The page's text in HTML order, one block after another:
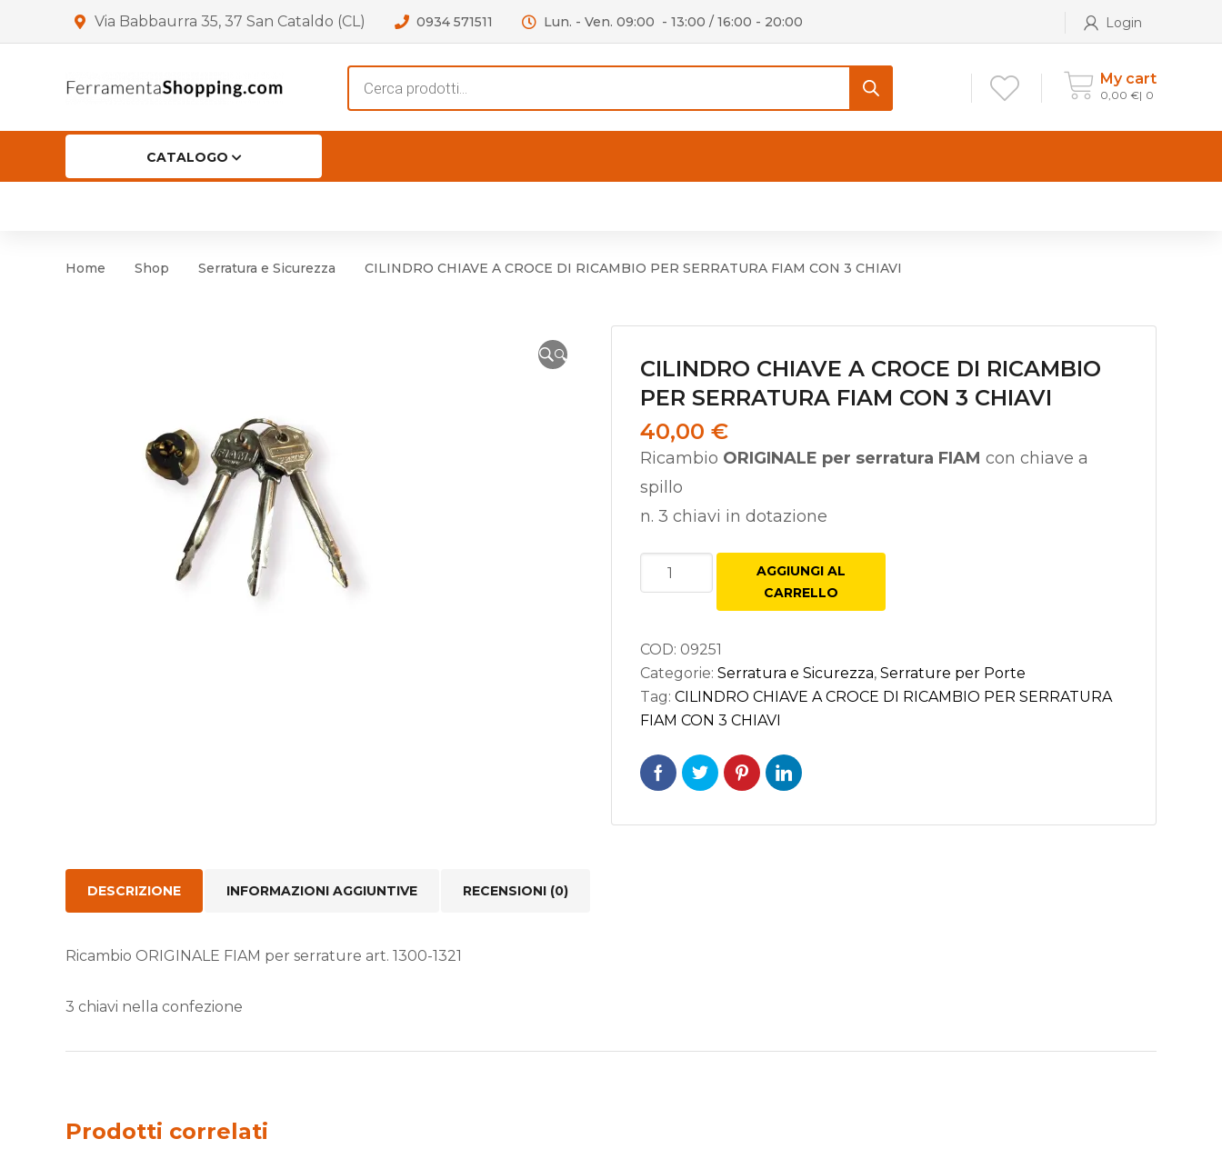
Via Babbaurra 35, 37 San Cataldo (CL) 0934 571511 Lun. - Ven. 09:00 - 13:00 / 16:00 - 20:00 Login
My cart
0,00 € 0
CATALOGO
Accessori vari
Lampade led
Antico e Classico
Moderno
Maniglie porte stile Antico
Collezioni Maniglie
Antologhia
Home Shop Serratura e Sicurezza CILINDRO CHIAVE A CROCE DI RICAMBIO PER SERRATURA FIAM CON 3 CHIAVI
🔍
CILINDRO CHIAVE A CROCE DI RICAMBIO
PER SERRATURA FIAM CON 3 CHIAVI
40,00 €
Ricambio ORIGINALE per serratura FIAM con chiave a
spillo
n. 3 chiavi in dotazione
CILINDRO
CHIAVE
CROCE
DI
RICAMBIO
PER
FIAM
CON
AGGIUNGI AL
CARRELLO
COD: 09251
Categorie: Serratura e Sicurezza, Serrature per Porte
Tag: CILINDRO CHIAVE A CROCE DI RICAMBIO PER SERRATURA
FIAM CON 3 CHIAVI
DESCRIZIONE INFORMAZIONI AGGIUNTIVE RECENSIONI (0)
Ricambio ORIGINALE FIAM per serrature art. 1300-1321
3 chiavi nella confezione
Prodotti correlati